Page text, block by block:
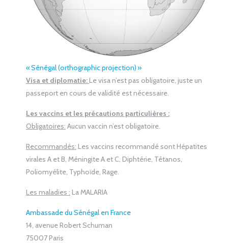
« Sénégal (orthographic projection) »
Visa et diplomatie:Le visa n’est pas obligatoire, juste un
passeport en cours de validité est nécessaire.
Les vaccins et les précautions particulières :
Obligatoires: Aucun vaccin n’est obligatoire.
Recommandés: Les vaccins recommandé sont Hépatites
virales A et B, Méningite A et C, Diphtérie, Tétanos,
Poliomyélite, Typhoïde, Rage.
Les maladies : La MALARIA
Ambassade du Sénégal en France
14, avenue Robert Schuman
75007 Paris